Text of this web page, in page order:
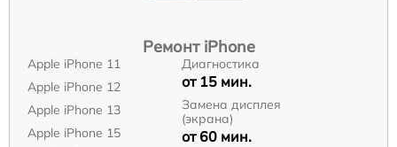
Ремонт iPhone
Apple iPhone 11
Apple iPhone 12
Apple iPhone 13
Apple iPhone 15
Диагностика
от 15 мин.
Замена дисплея
(экрана)
от 60 мин.